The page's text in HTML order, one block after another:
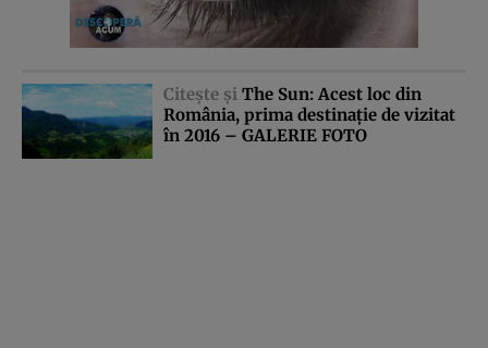
Citeşte şi The Sun: Acest loc din
România, prima destinaţie de vizitat
în 2016 – GALERIE FOTO